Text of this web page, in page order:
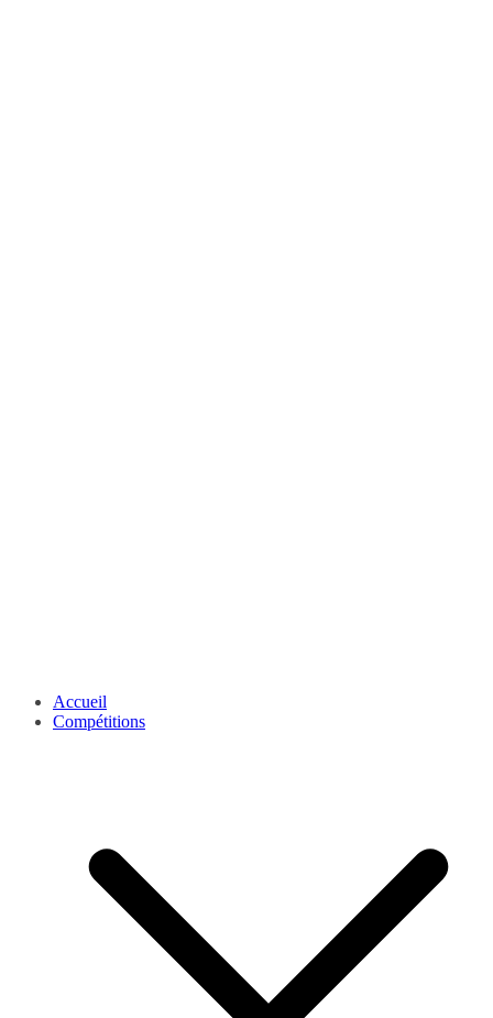
Accueil
Compétitions